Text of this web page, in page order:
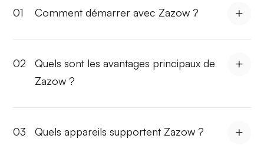
01 Comment démarrer avec Zazow ?
02
Quels sont les avantages principaux de
Zazow ?
03 Quels appareils supportent Zazow ?